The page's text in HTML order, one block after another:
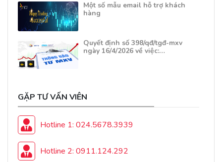
Một số mẫu email hỗ trợ khách
hàng
Quyết định số 398/qđ/tgđ-mxv
ngày 16/4/2026 về việc:…
GẶP TƯ VẤN VIÊN
Hotline 1: 024.5678.3939
Hotline 2: 0911.124.292